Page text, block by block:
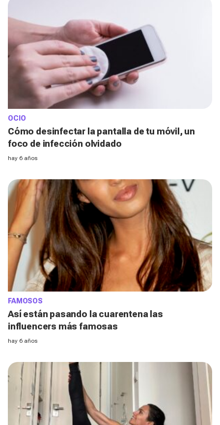
OCIO
Cómo desinfectar la pantalla de tu móvil, un
foco de infección olvidado
hay 6 años
FAMOSOS
Así están pasando la cuarentena las
influencers más famosas
hay 6 años